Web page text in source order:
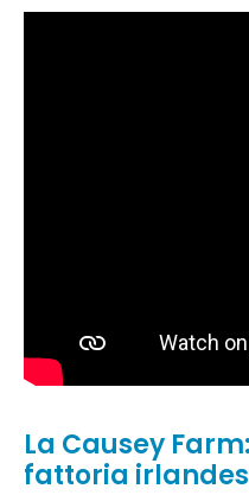
La Causey
fattoria